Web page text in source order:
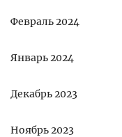
Февраль 2024
Январь 2024
Декабрь 2023
Ноябрь 2023